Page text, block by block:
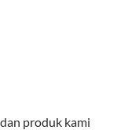
produk kami